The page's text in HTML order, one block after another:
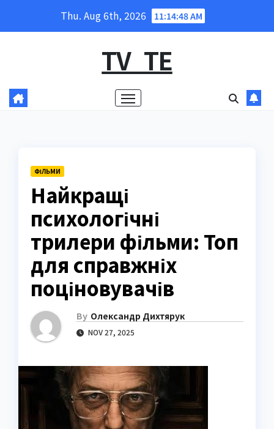
Thu. Aug 6th, 2026 11:14:49 AM
TV_TE
ФІЛЬМИ
Найкращі
психологічні
трилери фільми: Топ
для справжніх
поціновувачів
By Олександр Дихтярук
NOV 27, 2025